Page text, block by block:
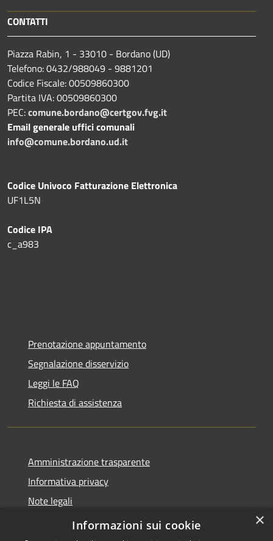
CONTATTI
Piazza Rabin, 1 - 33010 - Bordano (UD)
Telefono: 0432/988049 - 9881201
Codice Fiscale: 00509860300
Partita IVA: 00509860300
PEC:comune.bordano@certgov.fvg.it
Email generale uffici comunali
info@comune.bordano.ud.it
Codice Univoco Fatturazione Elettronica
UF1L5N
Codice IPA
c_a983
Prenotazione appuntamento
Segnalazione disservizio
Leggi le FAQ
Richiesta di assistenza
Amministrazione trasparente
Informativa privacy
Note legali
Dichiarazione di accessibilità
×
Informazioni sui cookie